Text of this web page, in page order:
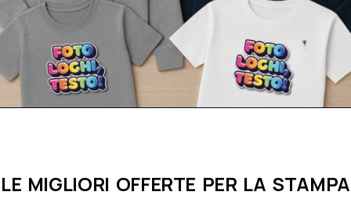
LE MIGLIORI OFFERTE PER LA STAMPA